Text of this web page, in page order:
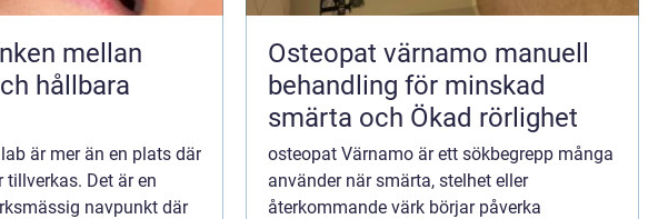
hållbara
är mer än en plats där
tillverkas. Det är en
navpunkt där
Osteopat värnamo manuell
behandling för minskad
smärta och Ökad rörlighet
osteopat Värnamo är ett sökbegrepp många
använder när smärta, stelhet eller
återkommande värk börjar påverka